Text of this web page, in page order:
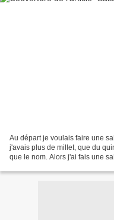
Au départ je voulais faire une
j'avais plus de millet, que du
que le nom. Alors j'ai fais une